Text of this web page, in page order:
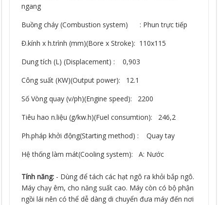
ngang
Buồng cháy (Combustion system) : Phun trực tiếp
Đ.kính x h.trình (mm)(Bore x Stroke): 110x115
Dung tích (L) (Displacement) : 0,903
Công suất (KW)(Output power): 12.1
Số Vòng quay (v/ph)(Engine speed): 2200
Tiêu hao n.liệu (g/kw.h)(Fuel consumtion): 246,2
Ph.pháp khởi động(Starting method) : Quay tay
Hệ thống làm mát(Cooling system): A: Nước
Tính năng: - Dùng để tách các hạt ngô ra khỏi bắp ngô.
Máy chạy êm, cho năng suất cao. Máy còn có bộ phận
ngồi lái nên có thể dễ dàng di chuyển đưa máy đến nơi